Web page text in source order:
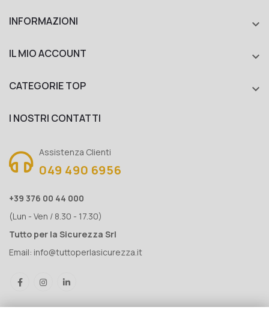
INFORMAZIONI 
IL MIO ACCOUNT 
CATEGORIE TOP 
I NOSTRI CONTATTI
Assistenza Clienti
049 490 6956
+39 376 00 44 000
(Lun - Ven / 8.30 - 17.30)
Tutto per la Sicurezza Srl
Email: info@tuttoperlasicurezza.it